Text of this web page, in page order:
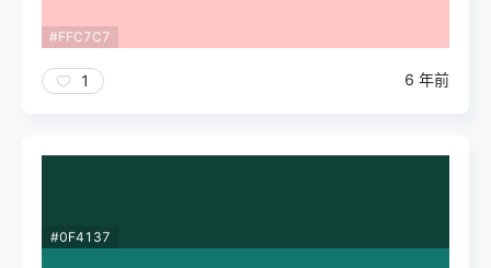
#FFC7C7
1 6 年前
#0F4137